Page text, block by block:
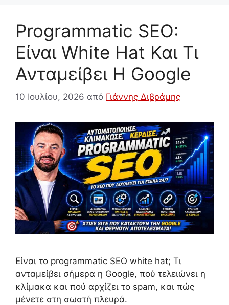
Programmatic SEO:
Είναι White Hat Και Τι
Ανταμείβει Η Google
10 Ιουλίου, 2026 από Γιάννης Διβράμης
Είναι το programmatic SEO white hat; Τι
ανταμείβει σήμερα η Google, πού τελειώνει η
κλίμακα και πού αρχίζει το spam, και πώς
μένετε στη σωστή πλευρά.